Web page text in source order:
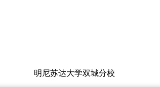
明尼苏达大学双城分校